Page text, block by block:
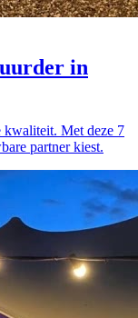
in
kwaliteit. Met deze 7
partner kiest.